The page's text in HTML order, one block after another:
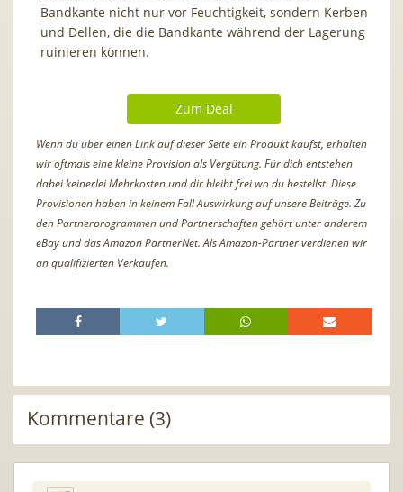
Bandkante nicht nur vor Feuchtigkeit, sondern Kerben
und Dellen, die die Bandkante während der Lagerung
ruinieren können.
Zum Deal
Wenn du über einen Link auf dieser Seite ein Produkt kaufst, erhalten
wir oftmals eine kleine Provision als Vergütung. Für dich entstehen
dabei keinerlei Mehrkosten und dir bleibt frei wo du bestellst. Diese
Provisionen haben in keinem Fall Auswirkung auf unsere Beiträge. Zu
den Partnerprogrammen und Partnerschaften gehört unter anderem
eBay und das Amazon PartnerNet. Als Amazon-Partner verdienen wir
an qualifizierten Verkäufen.
Kommentare (3)